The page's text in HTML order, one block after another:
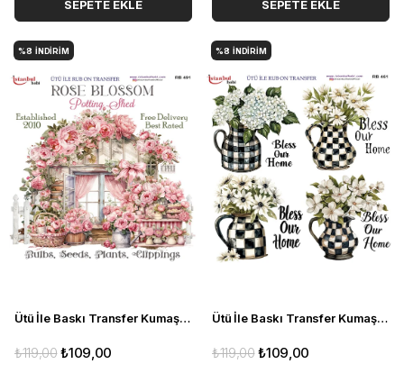
SEPETE EKLE SEPETE EKLE
Ütü İle Baskı Transfer Kumaş Ve Ahşap Rubon 30 x 30 cm Çiçek Evi Detaylı RB 491
₺109,00
₺119,00
%8 İNDIRIM
Ütü İle Baskı Transfer Kumaş Ve Ahşap Rubon 30 x 30 cm Siyah Beyaz Dama Detaylı RB 461
₺109,00
₺119,00
%8 İNDIRIM